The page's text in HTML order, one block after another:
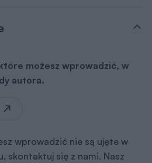
możesz wprowadzić, w
autora.
wprowadzić nie są ujęte w
skontaktuj się z nami. Nasz